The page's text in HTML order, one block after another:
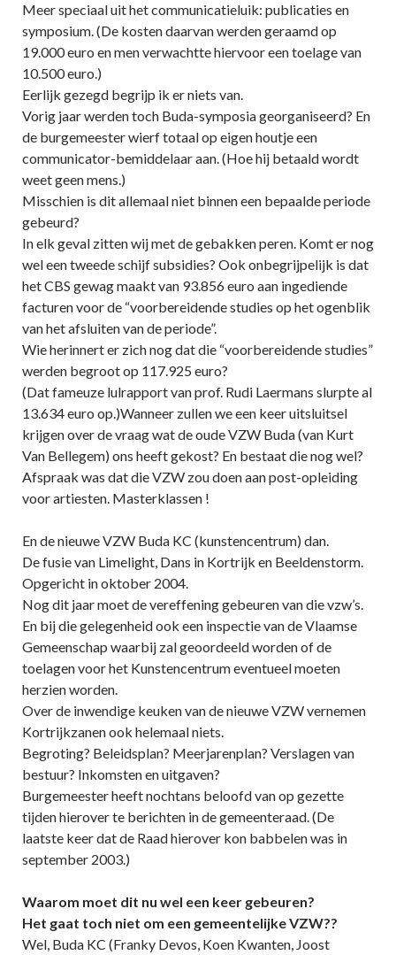
Meer speciaal uit het communicatieluik: publicaties en
symposium. (De kosten daarvan werden geraamd op
19.000 euro en men verwachtte hiervoor een toelage van
10.500 euro.)
Eerlijk gezegd begrijp ik er niets van.
Vorig jaar werden toch Buda-symposia georganiseerd? En
de burgemeester wierf totaal op eigen houtje een
communicator-bemiddelaar aan. (Hoe hij betaald wordt
weet geen mens.)
Misschien is dit allemaal niet binnen een bepaalde periode
gebeurd?
In elk geval zitten wij met de gebakken peren. Komt er nog
wel een tweede schijf subsidies? Ook onbegrijpelijk is dat
het CBS gewag maakt van 93.856 euro aan ingediende
facturen voor de “voorbereidende studies op het ogenblik
van het afsluiten van de periode”.
Wie herinnert er zich nog dat die “voorbereidende studies”
werden begroot op 117.925 euro?
(Dat fameuze lulrapport van prof. Rudi Laermans slurpte al
13.634 euro op.)Wanneer zullen we een keer uitsluitsel
krijgen over de vraag wat de oude VZW Buda (van Kurt
Van Bellegem) ons heeft gekost? En bestaat die nog wel?
Afspraak was dat die VZW zou doen aan post-opleiding
voor artiesten. Masterklassen !
En de nieuwe VZW Buda KC (kunstencentrum) dan.
De fusie van Limelight, Dans in Kortrijk en Beeldenstorm.
Opgericht in oktober 2004.
Nog dit jaar moet de vereffening gebeuren van die vzw’s.
En bij die gelegenheid ook een inspectie van de Vlaamse
Gemeenschap waarbij zal geoordeeld worden of de
toelagen voor het Kunstencentrum eventueel moeten
herzien worden.
Over de inwendige keuken van de nieuwe VZW vernemen
Kortrijkzanen ook helemaal niets.
Begroting? Beleidsplan? Meerjarenplan? Verslagen van
bestuur? Inkomsten en uitgaven?
Burgemeester heeft nochtans beloofd van op gezette
tijden hierover te berichten in de gemeenteraad. (De
laatste keer dat de Raad hierover kon babbelen was in
september 2003.)
Waarom moet dit nu wel een keer gebeuren?
Het gaat toch niet om een gemeentelijke VZW??
Wel, Buda KC (Franky Devos, Koen Kwanten, Joost